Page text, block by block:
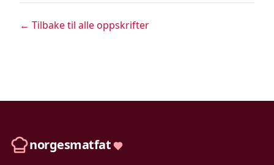
← Tilbake til alle oppskrifter
norgesmatfat